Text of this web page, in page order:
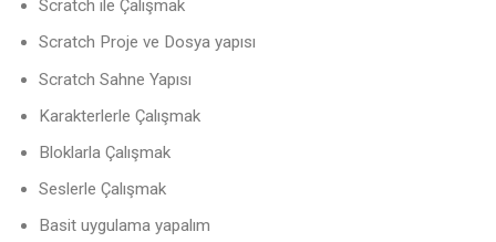
Scratch ile Çalışmak
Scratch Proje ve Dosya yapısı
Scratch Sahne Yapısı
Karakterlerle Çalışmak
Bloklarla Çalışmak
Seslerle Çalışmak
Basit uygulama yapalım